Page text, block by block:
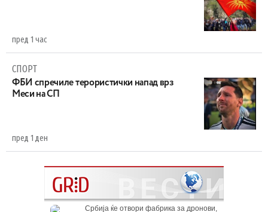
пред 1 час
СПОРТ
ФБИ спречиле терористички напад врз
Меси на СП
пред 1 ден